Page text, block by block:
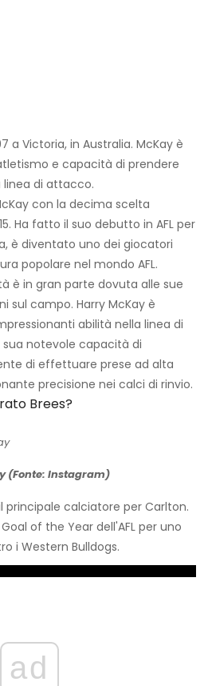
a Victoria, in Australia. McKay è
e capacità di prendere
di attacco.
con la decima scelta
Ha fatto il suo debutto in AFL per
è diventato uno dei giocatori
popolare nel mondo AFL.
è in gran parte dovuta alle sue
sul campo. Harry McKay è
abilità nella linea di
notevole capacità di
di effettuare prese ad alta
precisione nei calci di rinvio.
Brees?
(Fonte: Instagram)
principale calciatore per Carlton.
of the Year dell'AFL per uno
i Western Bulldogs.
ad